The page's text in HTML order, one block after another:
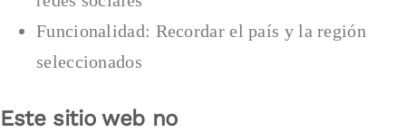
Funcionalidad: Recordar el país y la región
seleccionados
Este sitio web no